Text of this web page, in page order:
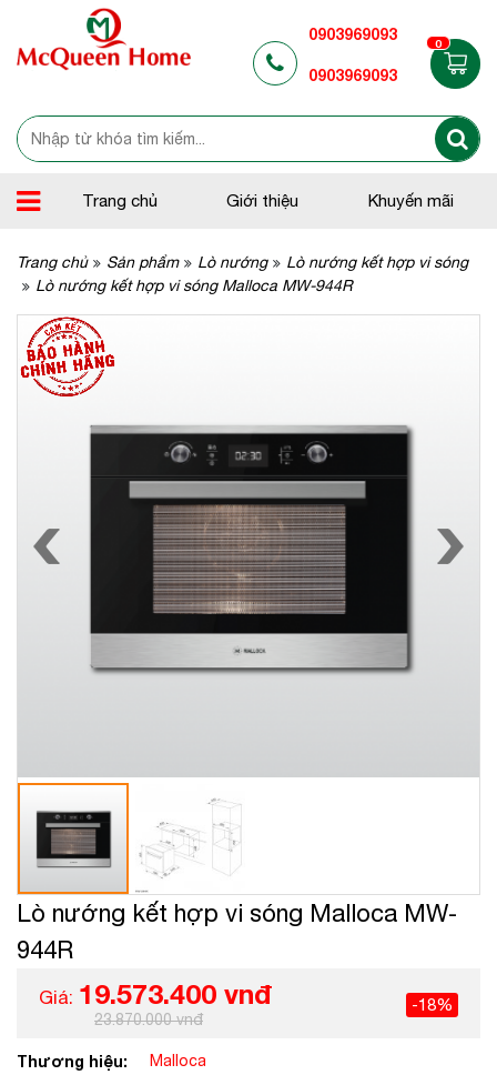
0903969093
0903969093
0
Trang chủ Giới thiệu Khuyến mãi
Trang chủ Sản phẩm Lò nướng
Lò nướng kết hợp vi sóng
Lò nướng kết hợp vi sóng Malloca MW-944R
Lò nướng kết hợp vi sóng Malloca MW-
944R
Giá: 19.573.400 vnđ
23.870.000 vnđ
-18%
Thương hiệu: Malloca